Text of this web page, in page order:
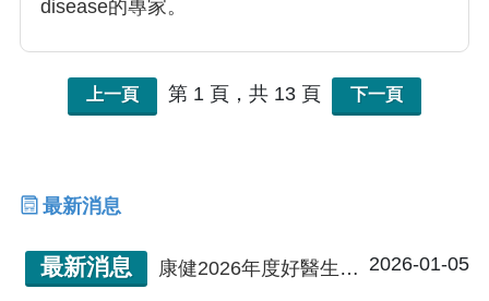
disease的專家。
上一頁 第 1 頁，共 13 頁 下一頁
最新消息
最新消息 康健2026年度好醫生｜從昆蟲少年到神經名醫，蔡崇豪用神波刀戰勝巴金森，為病患開新路 2026-01-05